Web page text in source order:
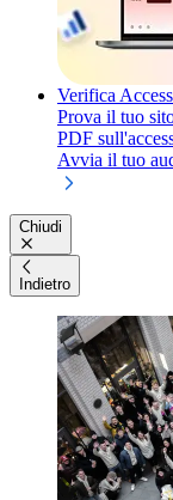
Verifica
Prova il tuo
PDF
Avvia il tuo
Chiudi
Indietro